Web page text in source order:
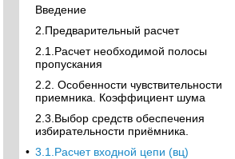
Введение
2.Предварительный расчет
2.1.Расчет необходимой полосы
пропускания
2.2. Особенности чувствительности
приемника. Коэффициент шума
2.3.Выбор средств обеспечения
избирательности приёмника.
• 3.1.Расчет входной цепи (вц)